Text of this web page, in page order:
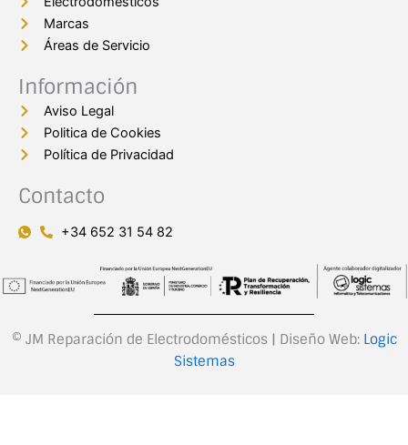
Marcas
Áreas de Servicio
Información
Aviso Legal
Politica de Cookies
Política de Privacidad
Contacto
+34 652 31 54 82
© JM Reparación de Electrodomésticos | Diseño Web: Logic
Sistemas